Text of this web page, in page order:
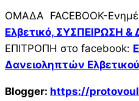
ΟMΑΔΑ FACEBOOK-
Ελβετικό, ΣΥΣΠΕΙΡΩΣΗ &
ΕΠΙΤΡΟΠΗ στο facebook:
Δανειοληπτών
Blogger: https://